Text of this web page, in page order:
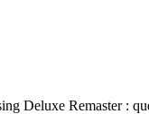
Deluxe Remaster :